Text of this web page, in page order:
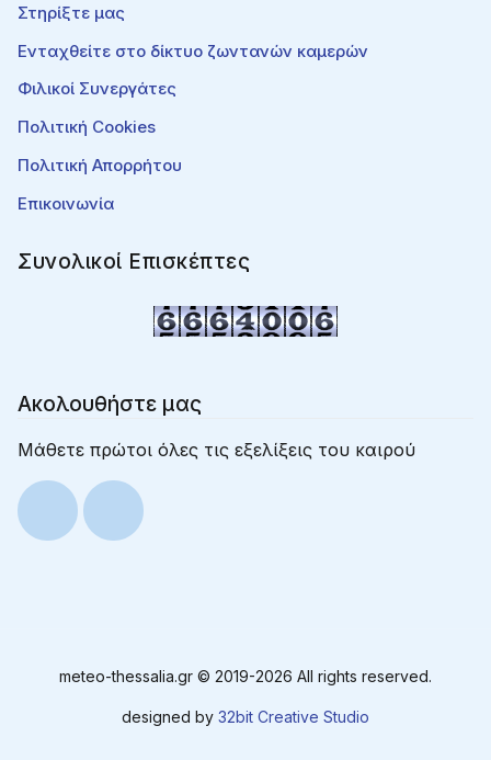
Στηρίξτε μας
Ενταχθείτε στο δίκτυο ζωντανών καμερών
Φιλικοί Συνεργάτες
Πολιτική Cookies
Πολιτική Απορρήτου
Επικοινωνία
Συνολικοί Επισκέπτες
Ακολουθήστε μας
Μάθετε πρώτοι όλες τις εξελίξεις του καιρού
meteo-thessalia.gr © 2019-2026 All rights reserved.
designed by 32bit Creative Studio